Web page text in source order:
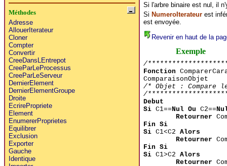
Méthodes
Adresse
AllouerIterateur
Cloner
Compter
Convertir
CreeDansLEntrepot
CreeParLeProcessus
CreeParLeServeur
DernierElement
DernierElementGroupe
Droite
EcrirePropriete
Element
EnumererProprietes
Equilibrer
Exclusion
Exporter
Gauche
Identique
Si l'arbre binaire est nul, il
Si NumeroIterateurest
est envoyée.
Revenir en haut de la
Exemple
/
Fonction
ComparaisonObjet
/* Objet : Compare
/
Debut
SiC1==Nul Ou C2==
Retourner
Fin Si
SiC1<C2 Alors
Retourner
Fin Si
SiC1>C2 Alors
Retourner